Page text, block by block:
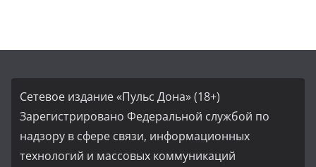
Сетевое издание «Пульс Дона» (18+)
Зарегистрировано Федеральной службой по
надзору в сфере связи, информационных
технологий и массовых коммуникаций